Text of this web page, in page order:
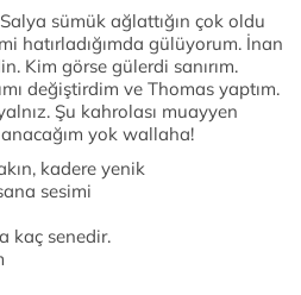
sümük ağlattığın çok oldu
hatırladığımda gülüyorum. İnan
Kim görse gülerdi sanırım.
değiştirdim ve Thomas yaptım.
Şu kahrolası muayyen
yok wallaha!
kadere yenik
sesimi
kaç senedir.